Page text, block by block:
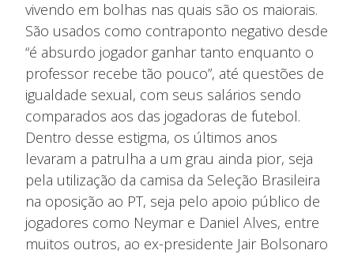
vivendo em bolhas nas quais são os maiorais.
São usados como contraponto negativo desde
“é absurdo jogador ganhar tanto enquanto o
professor recebe tão pouco”, até questões de
igualdade sexual, com seus salários sendo
comparados aos das jogadoras de futebol.
Dentro desse estigma, os últimos anos
levaram a patrulha a um grau ainda pior, seja
pela utilização da camisa da Seleção Brasileira
na oposição ao PT, seja pelo apoio público de
jogadores como Neymar e Daniel Alves, entre
muitos outros, ao ex-presidente Jair Bolsonaro